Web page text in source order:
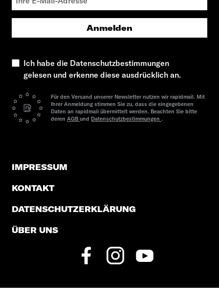
Anmelden
Ich habe die Datenschutzbestimmungen
gelesen und erkenne diese ausdrücklich an.
Für den Versand unserer Newsletter nutzen wir rapidmail. Mit
Ihrer Anmeldung stimmen Sie zu, dass die eingegebenen
Daten an rapidmail übermittelt werden. Beachten Sie bitte
deren AGB und Datenschutzbestimmungen .
IMPRESSUM
KONTAKT
DATENSCHUTZERKLÄRUNG
ÜBER UNS